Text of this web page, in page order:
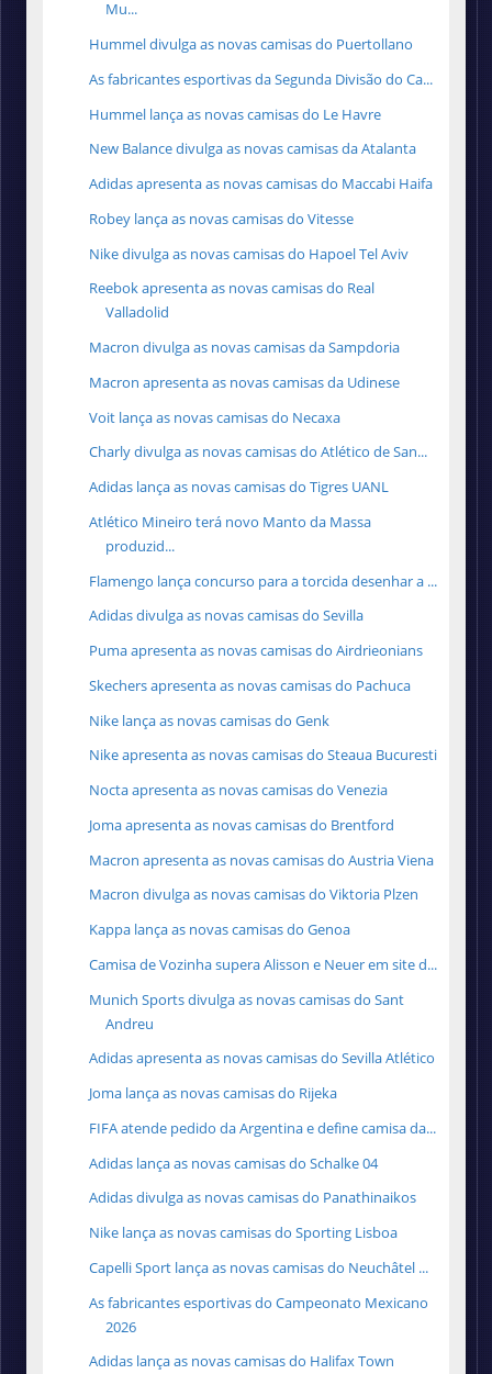
Mu...
Hummel divulga as novas camisas do Puertollano
As fabricantes esportivas da Segunda Divisão do Ca...
Hummel lança as novas camisas do Le Havre
New Balance divulga as novas camisas da Atalanta
Adidas apresenta as novas camisas do Maccabi Haifa
Robey lança as novas camisas do Vitesse
Nike divulga as novas camisas do Hapoel Tel Aviv
Reebok apresenta as novas camisas do Real
Valladolid
Macron divulga as novas camisas da Sampdoria
Macron apresenta as novas camisas da Udinese
Voit lança as novas camisas do Necaxa
Charly divulga as novas camisas do Atlético de San...
Adidas lança as novas camisas do Tigres UANL
Atlético Mineiro terá novo Manto da Massa
produzid...
Flamengo lança concurso para a torcida desenhar a ...
Adidas divulga as novas camisas do Sevilla
Puma apresenta as novas camisas do Airdrieonians
Skechers apresenta as novas camisas do Pachuca
Nike lança as novas camisas do Genk
Nike apresenta as novas camisas do Steaua Bucuresti
Nocta apresenta as novas camisas do Venezia
Joma apresenta as novas camisas do Brentford
Macron apresenta as novas camisas do Austria Viena
Macron divulga as novas camisas do Viktoria Plzen
Kappa lança as novas camisas do Genoa
Camisa de Vozinha supera Alisson e Neuer em site d...
Munich Sports divulga as novas camisas do Sant
Andreu
Adidas apresenta as novas camisas do Sevilla Atlético
Joma lança as novas camisas do Rijeka
FIFA atende pedido da Argentina e define camisa da...
Adidas lança as novas camisas do Schalke 04
Adidas divulga as novas camisas do Panathinaikos
Nike lança as novas camisas do Sporting Lisboa
Capelli Sport lança as novas camisas do Neuchâtel ...
As fabricantes esportivas do Campeonato Mexicano
2026
Adidas lança as novas camisas do Halifax Town